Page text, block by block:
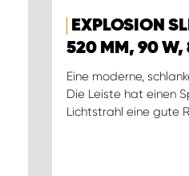
EXPLOSION
520 MM, 90 W,
Eine moderne,
Die Leiste hat einen
Lichtstrahl eine gute